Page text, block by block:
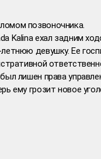
позвоночника.
Kalina ехал задним
девушку. Ее
лишен права
ему грозит новое